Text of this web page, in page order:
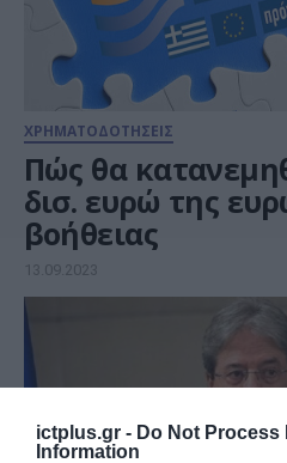
ictplus.gr - Do Not Process
Information
ΧΡΗΜΑΤΟΔΟΤΗΣΕΙΣ
Πώς θα
δισ. ευρώ της
βοήθειας
13.09.2023